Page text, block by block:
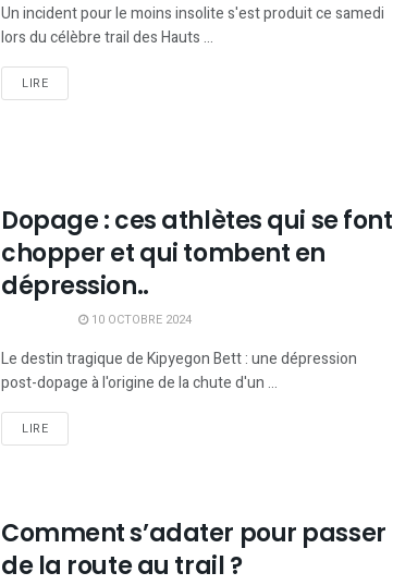
Un incident pour le moins insolite s'est produit ce samedi
lors du célèbre trail des Hauts ...
LIRE
Dopage : ces athlètes qui se font
chopper et qui tombent en
dépression..
10 OCTOBRE 2024
Le destin tragique de Kipyegon Bett : une dépression
post-dopage à l'origine de la chute d'un ...
LIRE
Comment s’adater pour passer
de la route au trail ?